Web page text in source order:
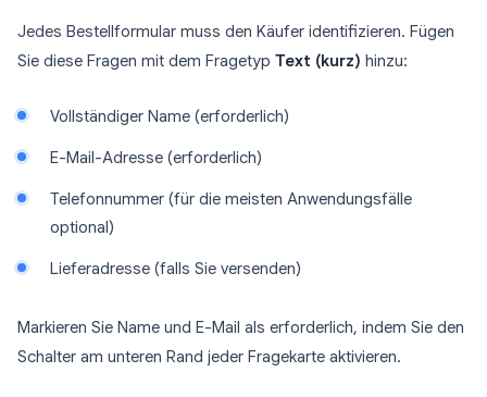
Jedes Bestellformular muss den Käufer identifizieren. Fügen
Sie diese Fragen mit dem Fragetyp Text (kurz) hinzu:
Vollständiger Name (erforderlich)
E-Mail-Adresse (erforderlich)
Telefonnummer (für die meisten Anwendungsfälle
optional)
Lieferadresse (falls Sie versenden)
Markieren Sie Name und E-Mail als erforderlich, indem Sie den
Schalter am unteren Rand jeder Fragekarte aktivieren.